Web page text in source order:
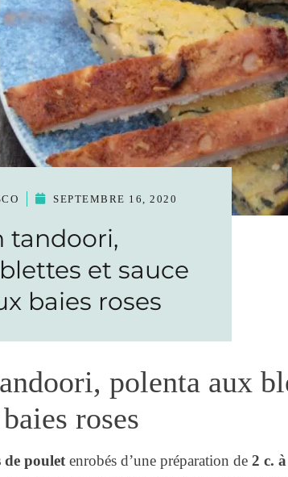
SEPTEMBRE 16, 2020
tandoori,
et sauce
baies roses
polenta aux
roses
de pouletenrobés d’une préparation de 2 c.